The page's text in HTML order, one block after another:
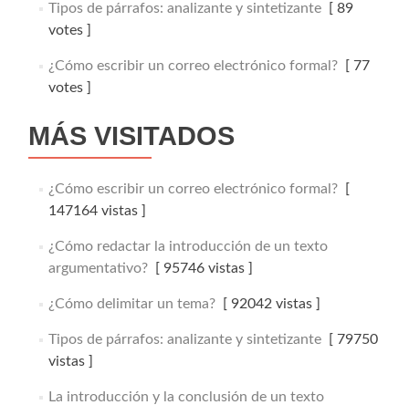
Tipos de párrafos: analizante y sintetizante[ 89
votes ]
¿Cómo escribir un correo electrónico formal?[ 77
votes ]
MÁS VISITADOS
¿Cómo escribir un correo electrónico formal?[
147164 vistas ]
¿Cómo redactar la introducción de un texto
argumentativo?[ 95746 vistas ]
¿Cómo delimitar un tema?[ 92042 vistas ]
Tipos de párrafos: analizante y sintetizante[ 79750
vistas ]
La introducción y la conclusión de un texto